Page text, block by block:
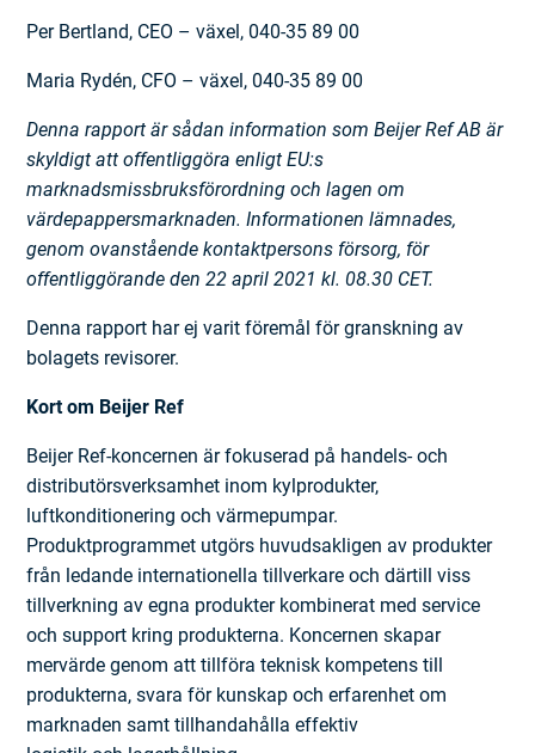
Per Bertland, CEO – växel, 040-35 89 00
Maria Rydén, CFO – växel, 040-35 89 00
Denna rapport är sådan information som Beijer Ref AB är
skyldigt att offentliggöra enligt EU:s
marknadsmissbruksförordning och lagen om
värdepappersmarknaden. Informationen lämnades,
genom ovanstående kontaktpersons försorg, för
offentliggörande den 22 april 2021 kl. 08.30 CET.
Denna rapport har ej varit föremål för granskning av
bolagets revisorer.
Kort om Beijer Ref
Beijer Ref-koncernen är fokuserad på handels- och
distributörsverksamhet inom kylprodukter,
luftkonditionering och värme­pumpar.
Produktprogrammet utgörs huvudsakligen av produkter
från ledande internationella tillverkare och därtill viss
tillverkning av egna produkter kombinerat med service
och support kring produkterna. Koncernen skapar
mervärde genom att tillföra teknisk kompetens till
produkterna, svara för kunskap och erfarenhet om
marknaden samt tillhandahålla effektiv